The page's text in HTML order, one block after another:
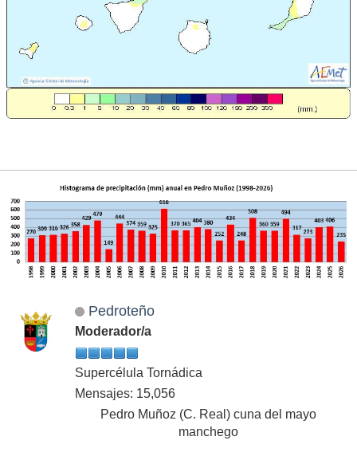
Pedroteño
Moderador/a
Supercélula Tornádica
Mensajes: 15,056
Pedro Muñoz (C. Real) cuna del mayo
manchego